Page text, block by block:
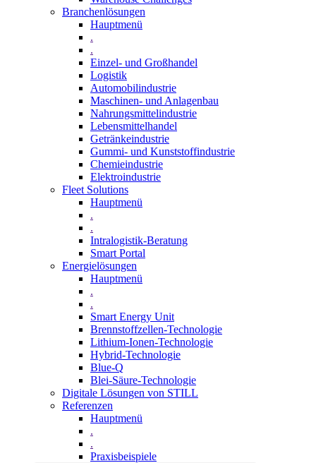
Branchenlösungen
Hauptmenü
.
.
Einzel- und Großhandel
Logistik
Automobilindustrie
Maschinen- und Anlagenbau
Nahrungsmittelindustrie
Lebensmittelhandel
Getränkeindustrie
Gummi­- und Kunststoffindustrie
Chemieindustrie
Elektroindustrie
Fleet Solutions
Hauptmenü
.
.
Intralogistik-Beratung
Smart Portal
Energielösungen
Hauptmenü
.
.
Smart Energy Unit
Brennstoffzellen-Technologie
Lithium-Ionen-Technologie
Hybrid-Technologie
Blue-Q
Blei-Säure-Technologie
Digitale Lösungen von STILL
Referenzen
Hauptmenü
.
.
Praxisbeispiele